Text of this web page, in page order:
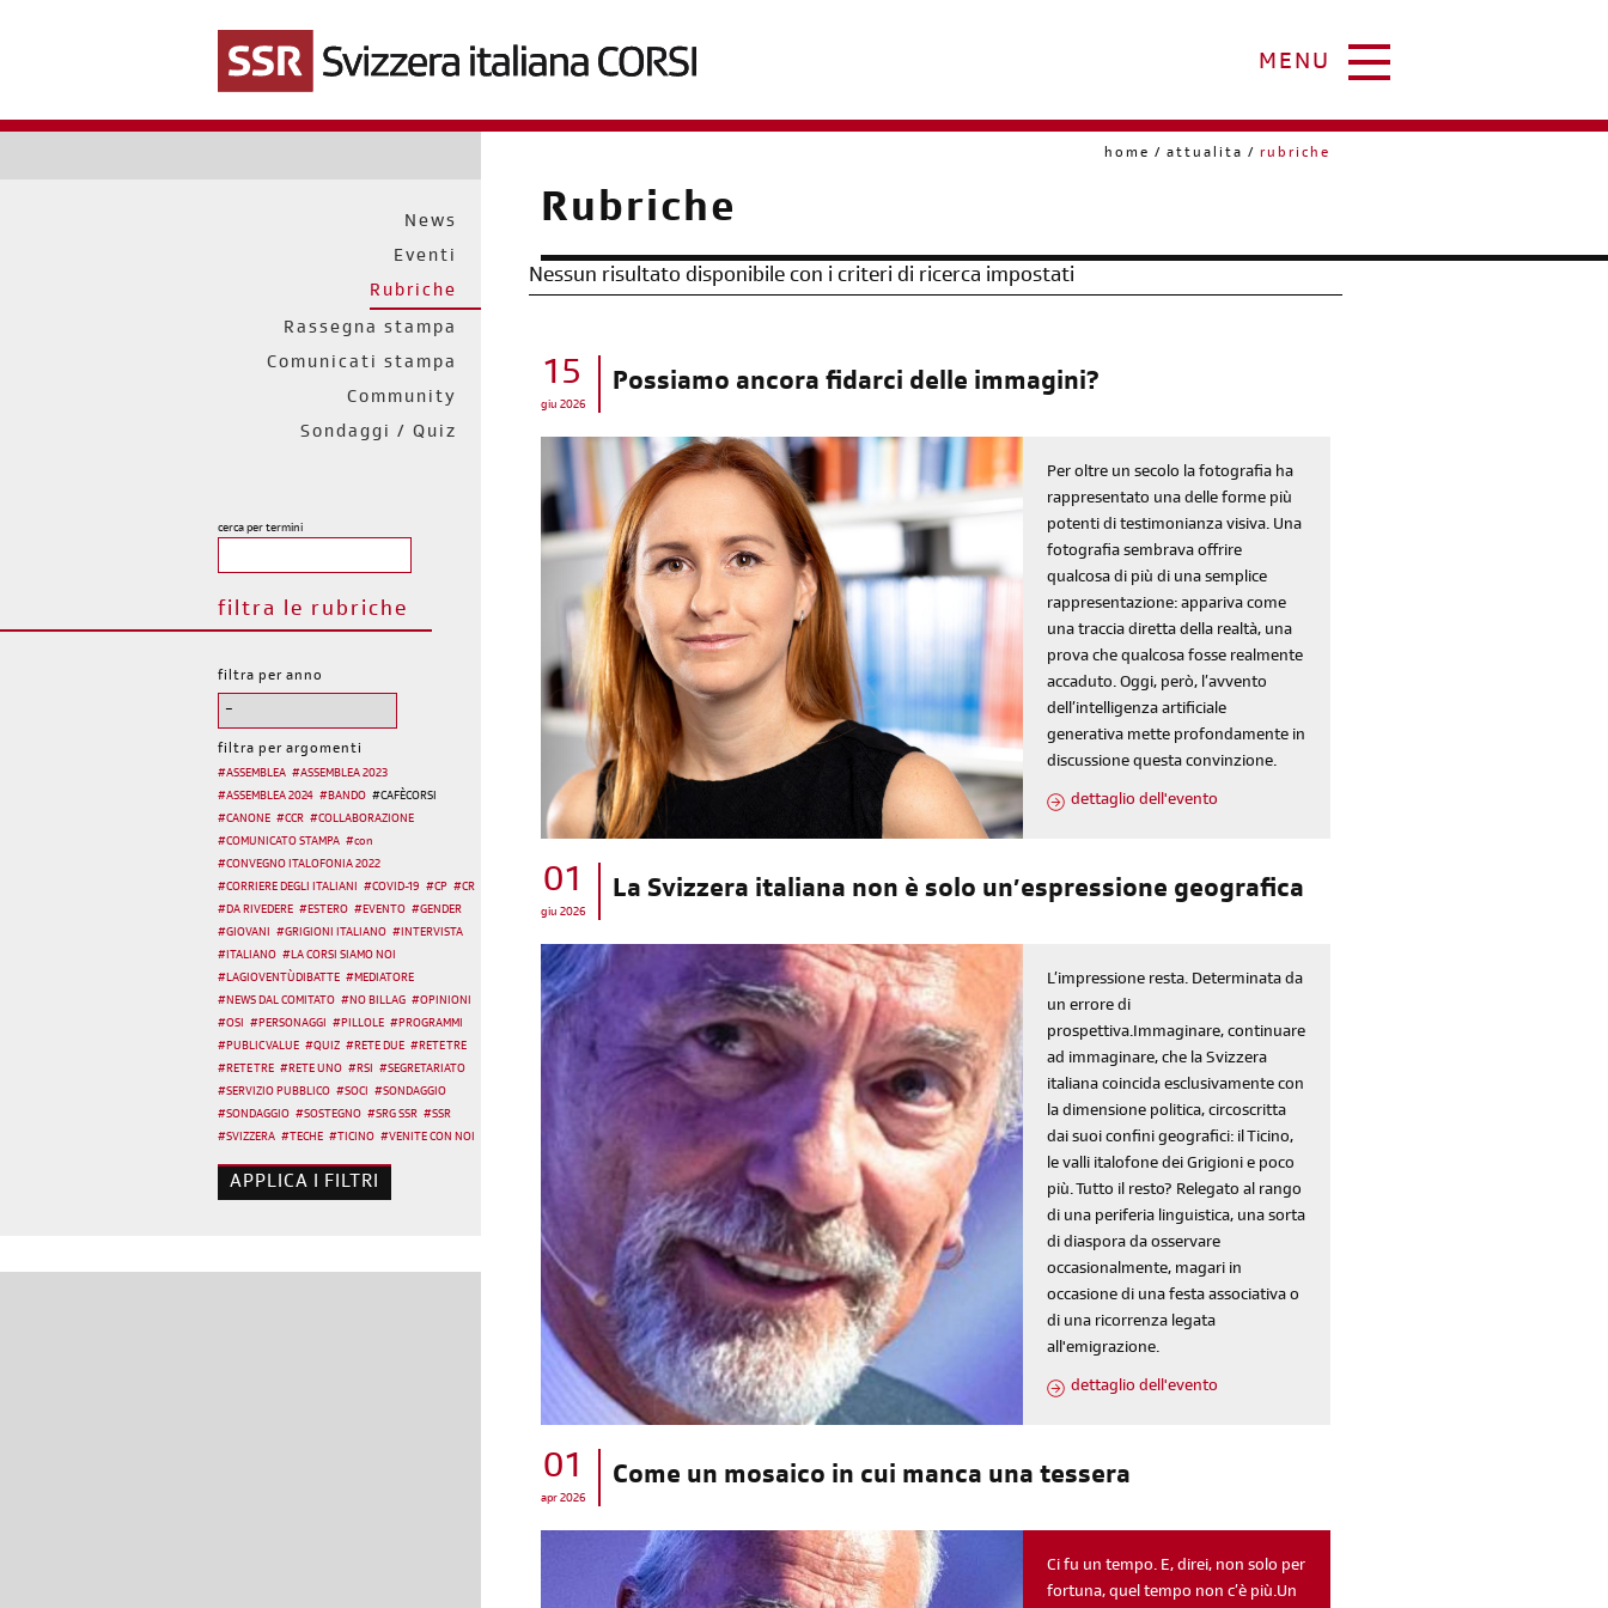
MENU
diventa socia/o
iscriviti subito
iscriviti
alla newsletter
sondaggi
di' la tua
login
area riservata
News
Eventi
Rubriche
Rassegna stampa
Comunicati stampa
Community
Sondaggi / Quiz
cerca per termini
filtra le rubriche
filtra per anno
filtra per argomenti
#ASSEMBLEA #ASSEMBLEA 2023
#ASSEMBLEA 2024 #BANDO #CAFÈCORSI
#CANONE #CCR #COLLABORAZIONE
#COMUNICATO STAMPA #con
#CONVEGNO ITALOFONIA 2022
#CORRIERE DEGLI ITALIANI #COVID-19 #CP #CR
#DA RIVEDERE #ESTERO #EVENTO #GENDER
#GIOVANI #GRIGIONI ITALIANO #INTERVISTA
#ITALIANO #LA CORSI SIAMO NOI
#LAGIOVENTÙDIBATTE #MEDIATORE
#NEWS DAL COMITATO #NO BILLAG #OPINIONI
#OSI #PERSONAGGI #PILLOLE #PROGRAMMI
#PUBLIC VALUE #QUIZ #RETE DUE #RETE TRE
#RETE TRE #RETE UNO #RSI #SEGRETARIATO
#SERVIZIO PUBBLICO #SOCI #SONDAGGIO
#SONDAGGIO #SOSTEGNO #SRG SSR #SSR
#SVIZZERA # TECHE # TICINO #VENITE CON NOI
di
home attualita rubriche
Rubriche
Nessun risultato disponibile con i criteri di ricerca impostati
15
giu 2026
Possiamo ancora fidarci delle immagini?
Per oltre un secolo la fotografia ha
rappresentato una delle forme più
potenti di testimonianza visiva. Una
fotografia sembrava offrire
qualcosa di più di una semplice
rappresentazione: appariva come
una traccia diretta della realtà, una
prova che qualcosa fosse realmente
accaduto. Oggi, però, l’avvento
dell’intelligenza artificiale
generativa mette profondamente in
discussione questa convinzione.
dettaglio dell'evento
01
giu 2026
La Svizzera italiana non è solo un’espressione geografica
L’impressione resta. Determinata da
un errore di
prospettiva.Immaginare, continuare
ad immaginare, che la Svizzera
italiana coincida esclusivamente con
la dimensione politica, circoscritta
dai suoi confini geografici: il Ticino,
le valli italofone dei Grigioni e poco
più. Tutto il resto? Relegato al rango
di una periferia linguistica, una sorta
di diaspora da osservare
occasionalmente, magari in
occasione di una festa associativa o
di una ricorrenza legata
all'emigrazione.
dettaglio dell'evento
01
apr 2026
Come un mosaico in cui manca una tessera
Ci fu un tempo. E, direi, non solo per
fortuna, quel tempo non c’è più.Un